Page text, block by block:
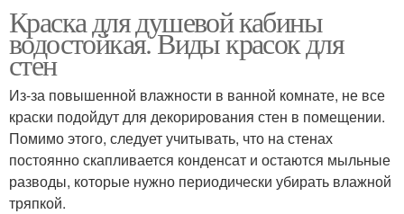
Краска для душевой кабины
водостойкая. Виды красок для
стен
Из-за повышенной влажности в ванной комнате, не все
краски подойдут для декорирования стен в помещении.
Помимо этого, следует учитывать, что на стенах
постоянно скапливается конденсат и остаются мыльные
разводы, которые нужно периодически убирать влажной
тряпкой.